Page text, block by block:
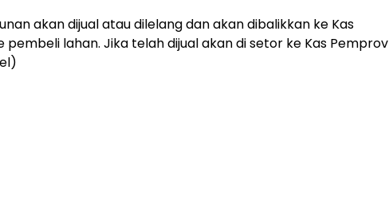
akan dijual atau dilelang dan akan dibalikkan ke Kas
pembeli lahan. Jika telah dijual akan di setor ke Kas Pemprov